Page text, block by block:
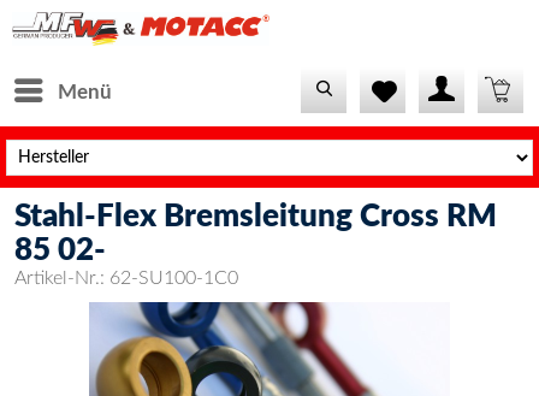
Menü
Stahl-Flex Bremsleitung Cross RM
85 02-
Artikel-Nr.: 62-SU100-1C0